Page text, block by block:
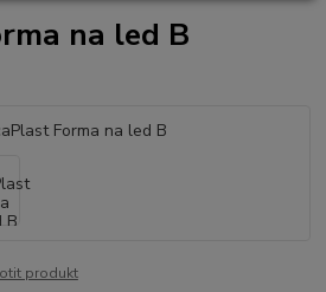
na led B
produkt